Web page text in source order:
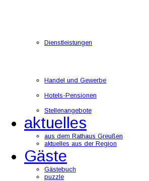
Dienstleistungen
Handel und Gewerbe
Hotels-Pensionen
Stellenangebote
aktuelles
aus dem Rathaus Greußen
aktuelles aus der Region
Gäste
Gästebuch
puzzle